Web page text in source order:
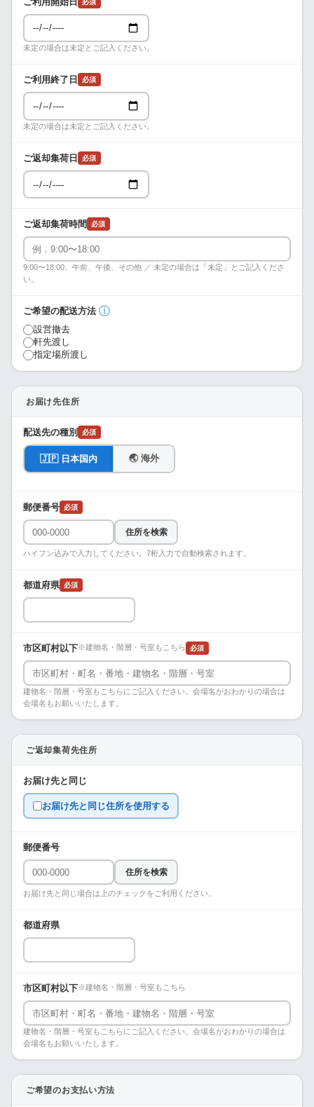
未定の場合は未定とご記入ください。
ご利用終了日 必須
未定の場合は未定とご記入ください。
ご返却集荷日 必須
ご返却集荷時間 必須
9:00〜18:00、午前、午後、その他 ／ 未定の場合は「未定」とご記入くださ
い。
ご希望の配送方法 ⓘ
設営撤去
軒先渡し
指定場所渡し
お届け先住所
配送先の種別 必須
🇯🇵 日本国内 🌏 海外
郵便番号 必須
住所を検索
ハイフン込みで入力してください。7桁入力で自動検索されます。
都道府県 必須
市区町村以下※建物名・階層・号室もこちら 必須
建物名・階層・号室もこちらにご記入ください。会場名がおわかりの場合は
会場名もお願いいたします。
ご返却集荷先住所
お届け先と同じ
お届け先と同じ住所を使用する
郵便番号
住所を検索
お届け先と同じ場合は上のチェックをご利用ください。
都道府県
市区町村以下※建物名・階層・号室もこちら
建物名・階層・号室もこちらにご記入ください。会場名がおわかりの場合は
会場名もお願いいたします。
ご希望のお支払い方法